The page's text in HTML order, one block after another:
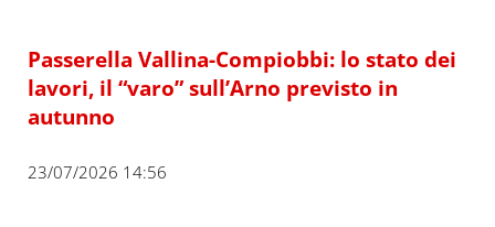
Passerella Vallina-Compiobbi: lo stato dei
lavori, il “varo” sull’Arno previsto in
autunno
23/07/2026 14:56